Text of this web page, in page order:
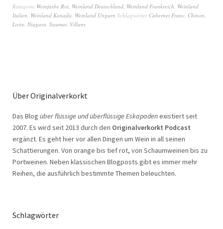
Kategorie Weinfarbe Rot Weinland Deutschland Weinland Frankreich Weinland
Italien Weinland Kanada Weinland Ungarn Schlagwörter Cabernet Franc Chinon
Loire Niagara Saumur, Villany
Über Originalverkorkt
Das Blog über flüssige und überflüssige Eskapadenexistiert seit
2007. Es wird seit 2013 durch den Originalverkorkt Podcast
ergänzt. Es geht hier vor allen Dingen um Wein in all seinen
Schattierungen. Von orange bis tief rot, von Schaumweinen bis zu
Portweinen. Neben klassischen Blogposts gibt es immer mehr
Reihen, die ausführlich bestimmte Themen beleuchten.
Schlagwörter